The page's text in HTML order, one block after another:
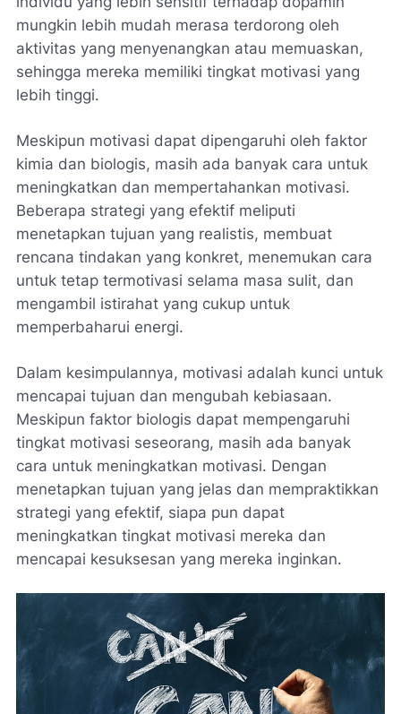
mungkin lebih mudah merasa terdorong oleh
aktivitas yang menyenangkan atau memuaskan,
sehingga mereka memiliki tingkat motivasi yang
lebih tinggi.
Meskipun motivasi dapat dipengaruhi oleh faktor
kimia dan biologis, masih ada banyak cara untuk
meningkatkan dan mempertahankan motivasi.
Beberapa strategi yang efektif meliputi
menetapkan tujuan yang realistis, membuat
rencana tindakan yang konkret, menemukan cara
untuk tetap termotivasi selama masa sulit, dan
mengambil istirahat yang cukup untuk
memperbaharui energi.
Dalam kesimpulannya, motivasi adalah kunci untuk
mencapai tujuan dan mengubah kebiasaan.
Meskipun faktor biologis dapat mempengaruhi
tingkat motivasi seseorang, masih ada banyak
cara untuk meningkatkan motivasi. Dengan
menetapkan tujuan yang jelas dan mempraktikkan
strategi yang efektif, siapa pun dapat
meningkatkan tingkat motivasi mereka dan
mencapai kesuksesan yang mereka inginkan.